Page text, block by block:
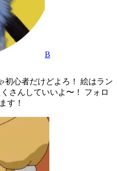
B
初心者だけどよろ！ 絵はラン
さんしていいよ〜！ フォロ
す！